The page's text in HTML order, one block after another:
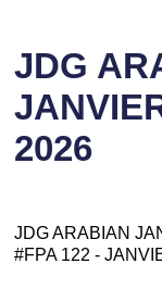
JDG
2026
JDG ARABIAN
#FPA 122 -